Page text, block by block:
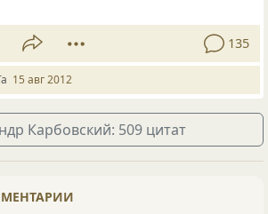
135
15 авг 2012
Карбовский: 509 цитат